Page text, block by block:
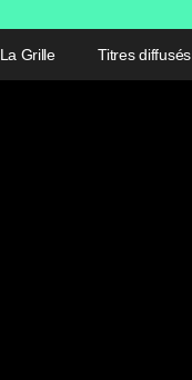
La Grille Titres diffusés